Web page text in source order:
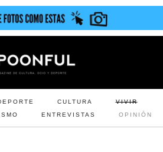
CULTURA
VIVIR
ENTREVISTAS OPINIÓN